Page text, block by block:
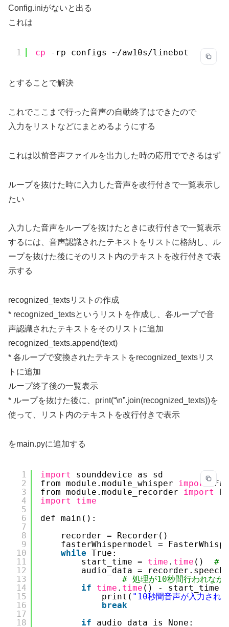
Config.iniがないと出る
これは
1 cp -rp configs ~/aw10s/linebot
とすることで解決
これでここまで行った音声の自動終了はできたので
入力をリストなどにまとめるようにする
これは以前音声ファイルを出力した時の応用でできるはず
ループを抜けた時に入力した音声を改行付きで一覧表示し
たい
入力した音声をループを抜けたときに改行付きで一覧表示
するには、音声認識されたテキストをリストに格納し、ル
ープを抜けた後にそのリスト内のテキストを改行付きで表
示する
recognized_textsリストの作成
* recognized_textsというリストを作成し、各ループで音
声認識されたテキストをそのリストに追加
recognized_texts.append(text)
* 各ループで変換されたテキストをrecognized_textsリス
トに追加
ループ終了後の一覧表示
* ループを抜けた後に、print(“\n”.join(recognized_texts))を
使って、リスト内のテキストを改行付きで表示
をmain.pyに追加する
1
2
3
4
5
6
7
8
9
10
11
12
13
14
15
16
17
18
import
sounddevice as sd
from module.module_whisper
import
from module.module_recorder
import
import
time
def main():
recorder = Recorder()
fasterWhispermodel =
while True:
start_time = time . time () #
audio_data =
# 処理が10秒間行われなか
if
time . time () - start_time
print( "10秒間音声が入力され
break
if
audio_data is None: